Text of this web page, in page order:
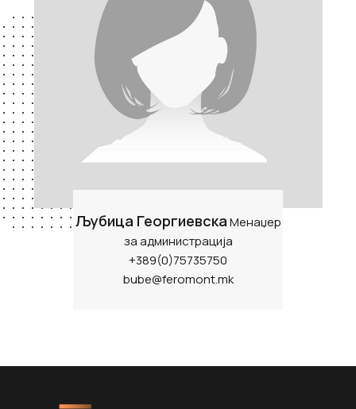
Љубица ГеоргиевскаМенаџер
за администрација
+389(0)75735750
bube@feromont.mk